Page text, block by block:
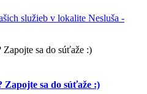
služieb v lokalite Nesluša -
Zapojte sa do súťaže :)